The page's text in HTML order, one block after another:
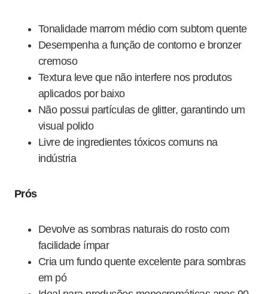
Tonalidade marrom médio com subtom quente
Desempenha a função de contorno e bronzer
cremoso
Textura leve que não interfere nos produtos
aplicados por baixo
Não possui partículas de glitter, garantindo um
visual polido
Livre de ingredientes tóxicos comuns na
indústria
Prós
Devolve as sombras naturais do rosto com
facilidade ímpar
Cria um fundo quente excelente para sombras
em pó